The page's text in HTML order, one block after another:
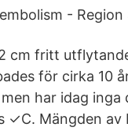
- Region
cm fritt
för cirka 10
har idag inga
✓C. Mängden av